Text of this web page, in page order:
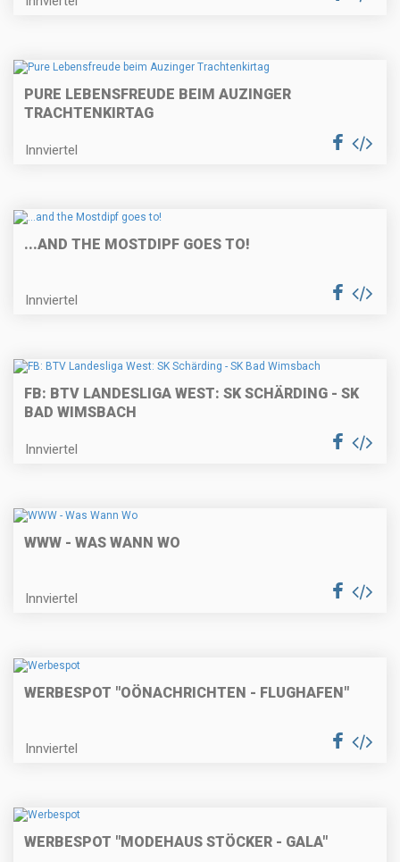
PURE LEBENSFREUDE BEIM AUZINGER
TRACHTENKIRTAG
Innviertel
...AND THE MOSTDIPF GOES TO!
Innviertel
FB: BTV LANDESLIGA WEST: SK SCHÄRDING - SK
BAD WIMSBACH
Innviertel
WWW - WAS WANN WO
Innviertel
WERBESPOT "OÖNACHRICHTEN - FLUGHAFEN"
Innviertel
WERBESPOT "MODEHAUS STÖCKER - GALA"